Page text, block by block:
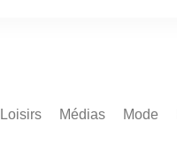
Loisirs Médias Mode